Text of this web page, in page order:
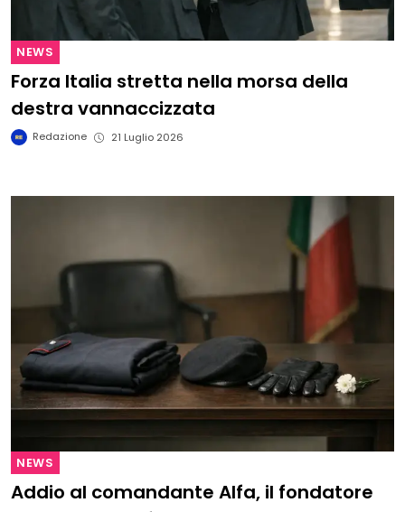
NEWS
Forza Italia stretta nella morsa della
destra vannaccizzata
Redazione 21 Luglio 2026
NEWS
Addio al comandante Alfa, il fondatore